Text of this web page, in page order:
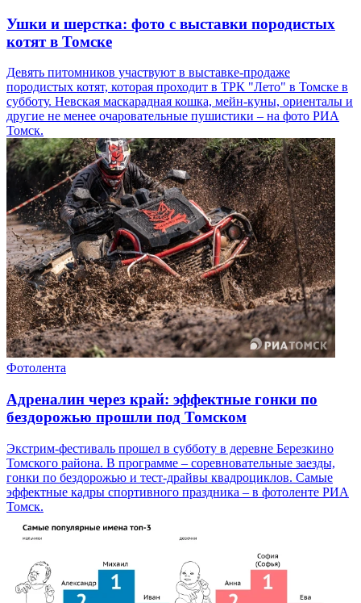
Ушки и шерстка: фото с выставки породистых
котят в Томске
Девять питомников участвуют в выставке-продаже
породистых котят, которая проходит в ТРК "Лето" в Томске в
субботу. Невская маскарадная кошка, мейн-куны, ориенталы и
другие не менее очаровательные пушистики – на фото РИА
Томск.
Фотолента
Адреналин через край: эффектные гонки по
бездорожью прошли под Томском
Экстрим-фестиваль прошел в субботу в деревне Березкино
Томского района. В программе – соревновательные заезды,
гонки по бездорожью и тест-драйвы квадроциклов. Самые
эффектные кадры спортивного праздника – в фотоленте РИА
Томск.